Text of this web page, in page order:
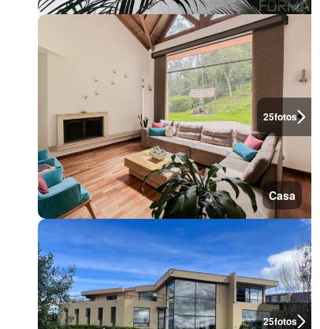
25fotos
Casa
25fotos